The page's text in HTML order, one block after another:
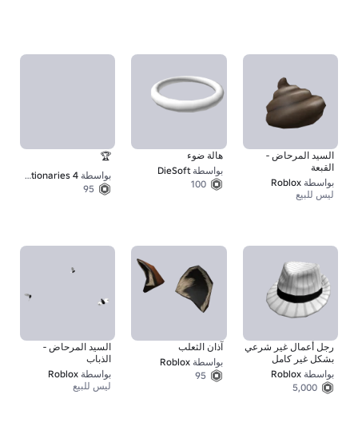
🏆
بواسطة Knowledge Revolutionaries 4
95
هالة ضوء
بواسطة DieSoft
100
السيد المرحاض -
القبعة
بواسطة Roblox
ليس للبيع
السيد المرحاض -
الذباب
بواسطة Roblox
ليس للبيع
آذان الثعلب
بواسطة Roblox
95
رجل أعمال غير شرعي
بشكل غير كامل
بواسطة Roblox
5,000